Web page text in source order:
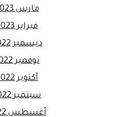
مارس 2023
فبراير 2023
ديسمبر 2022
نوفمبر 2022
أكتوبر 2022
سبتمبر 2022
أغسطس 2022